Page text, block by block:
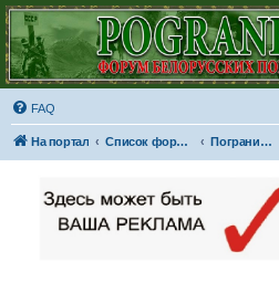
FAQ
На портал Список форумов Пограничные отряды и части